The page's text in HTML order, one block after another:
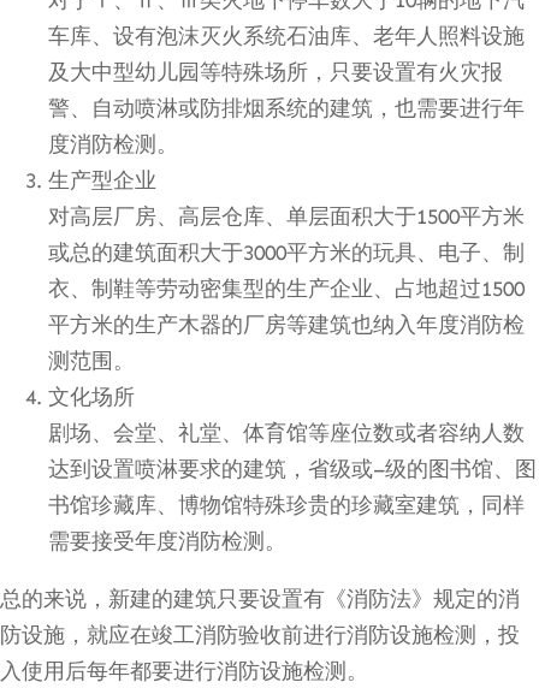
车库、设有泡沫灭火系统石油库、老年人照料设施
及大中型幼儿园等特殊场所，只要设置有火灾报
警、自动喷淋或防排烟系统的建筑，也需要进行年
度消防检测。
生产型企业
对高层厂房、高层仓库、单层面积大于1500平方米
或总的建筑面积大于3000平方米的玩具、电子、制
衣、制鞋等劳动密集型的生产企业、占地超过1500
平方米的生产木器的厂房等建筑也纳入年度消防检
测范围。
文化场所
剧场、会堂、礼堂、体育馆等座位数或者容纳人数
达到设置喷淋要求的建筑，省级或–级的图书馆、图
书馆珍藏库、博物馆特殊珍贵的珍藏室建筑，同样
需要接受年度消防检测。
总的来说，新建的建筑只要设置有《消防法》规定的消
防设施，就应在竣工消防验收前进行消防设施检测，投
入使用后每年都要进行消防设施检测。